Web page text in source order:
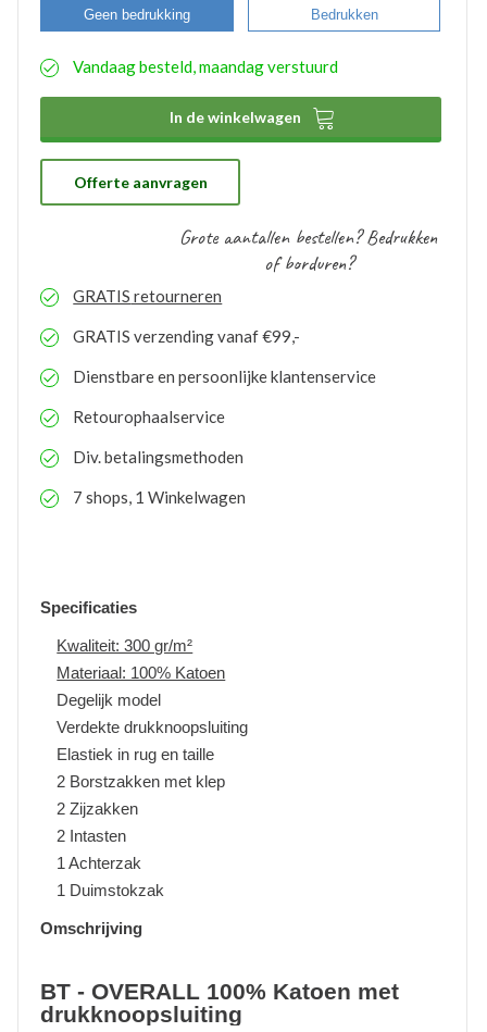
Bij Bevazet kunt u uw bedrijfskleding ook laten
bedrukken. Middels onderstaande stappen kunt u
aangemaakte bedrukkingsprofielen worden
hoeft u bij eventuele nabestellingen niet nogmaals het
proces te doorlopen. De bestelde logo’s kunnen door
ons gratis op voorraad gehouden worden. Bij eventuele
nabestellingen is uw voorraad bekend en kunt u de
logo’s toepassen op elk gewenste artikel.
Geen bedrukking Bedrukken
Vandaag besteld, maandag verstuurd
In de winkelwagen 
Offerte aanvragen
Grote aantallen bestellen? Bedrukken
of borduren?
GRATIS retourneren
GRATIS verzending vanaf €99,-
Dienstbare en persoonlijke klantenservice
Retourophaalservice
Div. betalingsmethoden
7 shops, 1 Winkelwagen
Specificaties
Kwaliteit: 300 gr/m²
Materiaal: 100% Katoen
Degelijk model
Verdekte drukknoopsluiting
Elastiek in rug en taille
2 Borstzakken met klep
2 Zijzakken
2 Intasten
1 Achterzak
1 Duimstokzak
Omschrijving
BT - OVERALL 100% Katoen met
drukknoopsluiting